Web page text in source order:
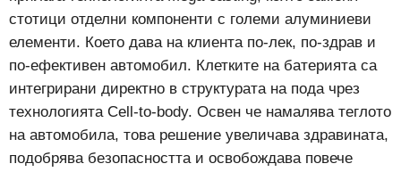
стотици отделни компоненти с големи алуминиеви
елементи. Което дава на клиента по-лек, по-здрав и
по-ефективен автомобил. Клетките на батерията са
интегрирани директно в структурата на пода чрез
технологията Cell-to-body. Освен че намалява теглото
на автомобила, това решение увеличава здравината,
подобрява безопасността и освобождава повече